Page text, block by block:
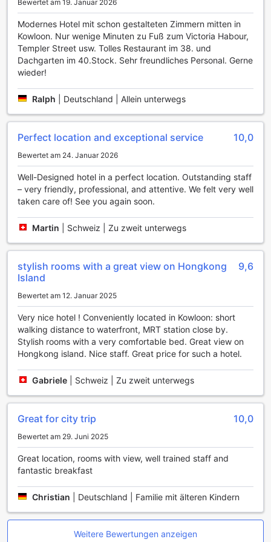
Untermalung sorgen. Egal, ob Sie einen romantischen
Abend zu zweit verbringen oder mit Freunden feiern
möchten, die Bar im Mondrian Hong Kong verspricht
unvergessliche Momente und ein einzigartiges Erlebnis.
Sportliche Vielfalt im Mondrian Hong Kong
Im Mondrian Hong Kong erwartet Sie ein erstklassiges
die Möglichkeit bietet, Ihre Fitnessziele auch während Ihres
Aufenthalts zu verfolgen. Egal, ob Sie ein erfahrener
Sportler oder ein Gelegenheitsbesucher sind, die modernen
Geräte und die einladende Atmosphäre werden Sie dazu
ist mit einer Vielzahl von hochmodernen Trainingsgeräten
ausgestattet, die sowohl Kraft- als auch Ausdauertraining
ermöglichen.
Die 24-Stunden-Zugang zu den Sportanlagen sorgt dafür,
dass Sie Ihre Trainingseinheiten ganz nach Ihrem Zeitplan
gestalten können. Genießen Sie die Freiheit, zu jeder
atemberaubende Aussicht auf die Stadt genießen. Im
Mondrian Hong Kong wird Fitness nicht nur zu einer
Verpflichtung, sondern zu einem Vergnügen, das Ihnen hilft,
Körper und Geist in Einklang zu bringen.
Komfortable Annehmlichkeiten im Mondrian Hong Kong
Das Mondrian Hong Kong bietet seinen Gästen eine Vielzahl
möglich gestalten. Der 24-Stunden-Zimmerservice sorgt
dafür, dass Sie jederzeit köstliche Speisen und Getränke
direkt in Ihr Zimmer bestellen können, während der
Wäscheservice, einschließlich Trockenreinigung, Ihnen die
Sorge um Ihre Garderobe abnimmt. Die tägliche
Zimmerreinigung garantiert, dass Ihr Rückzugsort stets
sauber und einladend ist, sodass Sie sich ganz auf Ihre
Erholung konzentrieren können.
Zusätzlich bietet das Hotel einen Concierge-Service, der
Ihnen bei der Planung von Aktivitäten und Ausflügen in
Hongkong hilfreich zur Seite steht. In den öffentlichen
Bereichen steht Ihnen kostenloses WLAN zur Verfügung,
und auch in allen Zimmern genießen Sie kostenfreies
Internet, was Ihnen ermöglicht, mit Freunden und Familie in
Bewertet am 19. Januar 2026
Modernes Hotel mit schon gestalteten Zimmern mitten in
Kowloon. Nur wenige Minuten zu Fuß zum Victoria Habour,
Templer Street usw. Tolles Restaurant im 38. und
Dachgarten im 40.Stock. Sehr freundliches Personal. Gerne
wieder!
Ralph Deutschland | Allein unterwegs
Perfect location and exceptional service 10,0
Bewertet am 24. Januar 2026
Well-Designed hotel in a perfect location. Outstanding staff
– very friendly, professional, and attentive. We felt very well
taken care of! See you again soon.
Martin Schweiz | Zu zweit unterwegs
stylish rooms with a great view on Hongkong
Island
9,6
Bewertet am 12. Januar 2025
Very nice hotel ! Conveniently located in Kowloon: short
walking distance to waterfront, MRT station close by.
Stylish rooms with a very comfortable bed. Great view on
Hongkong island. Nice staff. Great price for such a hotel.
Gabriele Schweiz | Zu zweit unterwegs
Great for city trip 10,0
Bewertet am 29. Juni 2025
Great location, rooms with view, well trained staff and
fantastic breakfast
Christian Deutschland | Familie mit älteren Kindern
Weitere Bewertungen anzeigen